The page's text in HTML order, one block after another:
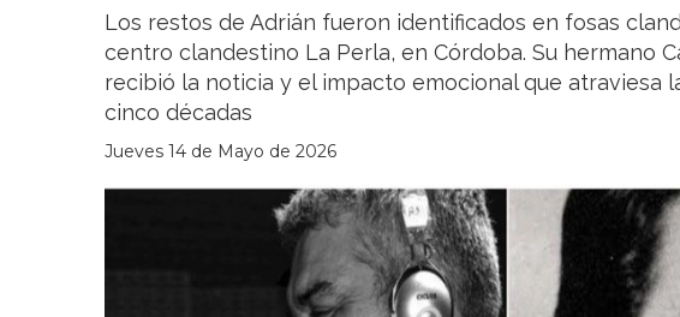
Los restos de Adrián fueron identificados en fosas
centro clandestino La Perla, en Córdoba. Su hermano
recibió la noticia y el impacto emocional que atraviesa
cinco décadas
Jueves 14 de Mayo de 2026